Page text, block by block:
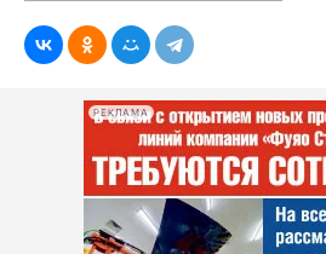
РЕКЛАМА